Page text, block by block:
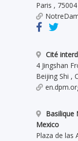
Paris , 75004
Cité
4 Jingshan
Beijing Shi ,
Basilique
Mexico
Plaza de las